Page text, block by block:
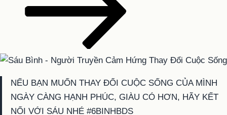
NẾU BẠN MUỐN THAY ĐỔI CUỘC SỐNG CỦA MÌNH
NGÀY CÀNG HẠNH PHÚC, GIÀU CÓ HƠN, HÃY KẾT
NỐI VỚI SÁU NHÉ #6BINHBDS